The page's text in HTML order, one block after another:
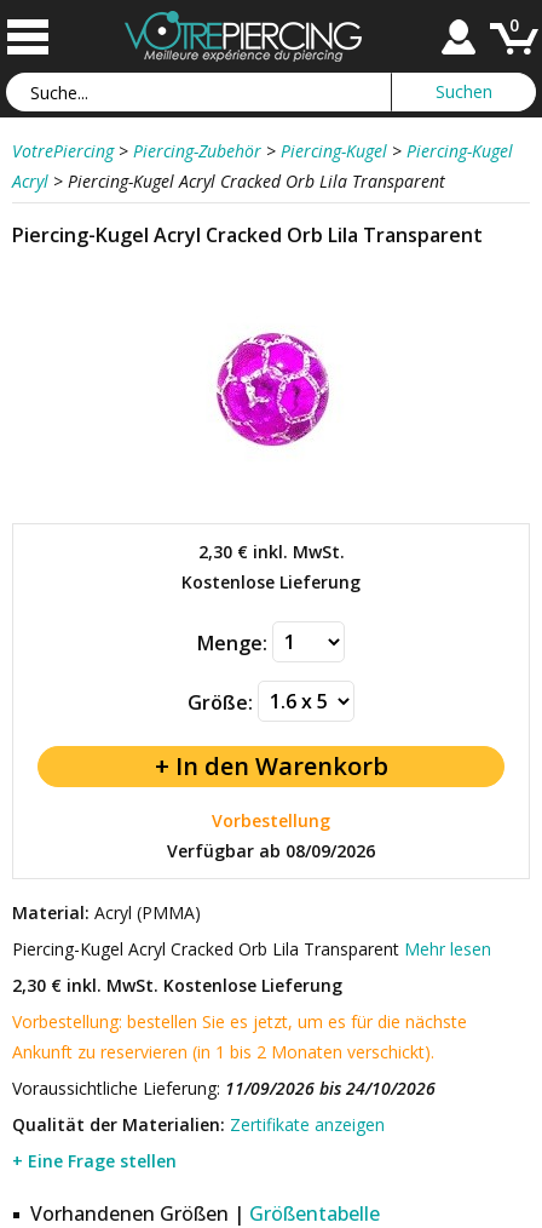
0
VotrePiercing > Piercing-Zubehör > Piercing-Kugel > Piercing-Kugel
Acryl > Piercing-Kugel Acryl Cracked Orb Lila Transparent
Piercing-Kugel Acryl Cracked Orb Lila Transparent
2,30 €inkl. MwSt.
Kostenlose Lieferung
Menge:
Größe:
Vorbestellung
Verfügbar ab 08/09/2026
Material: Acryl (PMMA)
Piercing-Kugel Acryl Cracked Orb Lila Transparent Mehr lesen
2,30 € inkl. MwSt. Kostenlose Lieferung
Vorbestellung: bestellen Sie es jetzt, um es für die nächste
Ankunft zu reservieren (in 1 bis 2 Monaten verschickt).
Voraussichtliche Lieferung: 11/09/2026 bis 24/10/2026
Qualität der Materialien: Zertifikate anzeigen
+ Eine Frage stellen
Vorhandenen Größen | Größentabelle